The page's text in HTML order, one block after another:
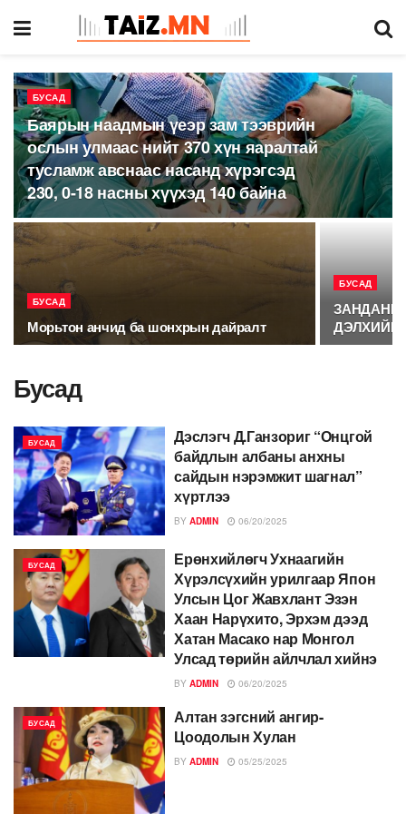
БУСАД
Баярын наадмын үеэр зам тээврийн
ослын улмаас нийт 370 хүн яаралтай
тусламж авснаас насанд хүрэгсэд
230, 0-18 насны хүүхэд 140 байна
БУСАД
Морьтон анчид ба шонхрын дайралт
БУСАД
ДЭЛХИЙН
Бусад
БУСАД
Дэслэгч Д.Ганзориг “Онцгой
байдлын албаны анхны
сайдын нэрэмжит шагнал”
хүртлээ
BY ADMIN 06/20/2025
БУСАД
Ерөнхийлөгч Ухнаагийн
Хүрэлсүхийн урилгаар Япон
Улсын Цог Жавхлант Эзэн
Хаан Нарүхито, Эрхэм дээд
Хатан Масако нар Монгол
Улсад төрийн айлчлал хийнэ
BY ADMIN 06/20/2025
БУСАД
Алтан зэгсний ангир-
Цоодолын Хулан
BY ADMIN 05/25/2025